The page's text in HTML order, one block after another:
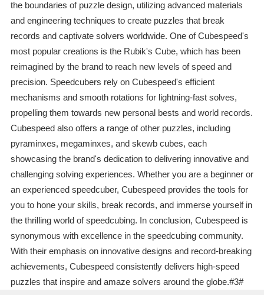
the boundaries of puzzle design, utilizing advanced materials
and engineering techniques to create puzzles that break
records and captivate solvers worldwide. One of Cubespeed's
most popular creations is the Rubik's Cube, which has been
reimagined by the brand to reach new levels of speed and
precision. Speedcubers rely on Cubespeed's efficient
mechanisms and smooth rotations for lightning-fast solves,
propelling them towards new personal bests and world records.
Cubespeed also offers a range of other puzzles, including
pyraminxes, megaminxes, and skewb cubes, each
showcasing the brand's dedication to delivering innovative and
challenging solving experiences. Whether you are a beginner or
an experienced speedcuber, Cubespeed provides the tools for
you to hone your skills, break records, and immerse yourself in
the thrilling world of speedcubing. In conclusion, Cubespeed is
synonymous with excellence in the speedcubing community.
With their emphasis on innovative designs and record-breaking
achievements, Cubespeed consistently delivers high-speed
puzzles that inspire and amaze solvers around the globe.#3#